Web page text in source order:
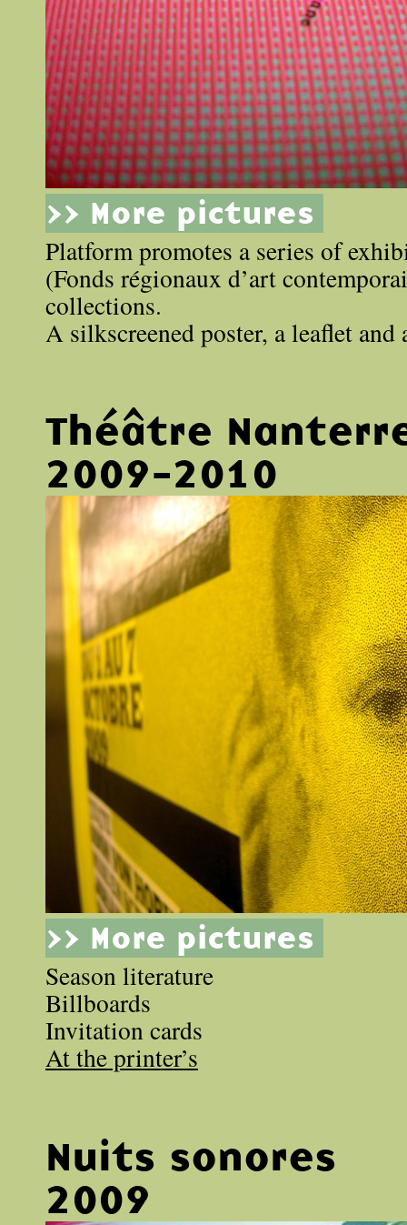
>> More pictures
Platform promotes a series of
(Fonds régionaux d’art
collections.
A silkscreened poster, a leaflet
Théâtre
2009-2010
>> More pictures
Season literature
Billboards
Invitation cards
At the printer’s
Nuits sonores
2009